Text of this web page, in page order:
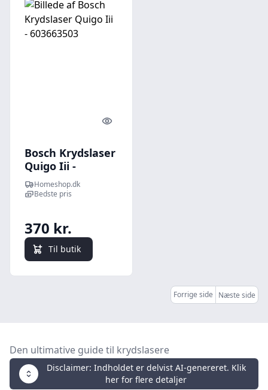
Quick look
Bosch Krydslaser
Quigo Iii -
603663503
Homeshop.dk
Bedste pris
370 kr.
Til butik
Forrige side Næste side
Den ultimative guide til krydslasere
Disclaimer: Indholdet er delvist AI-genereret. Klik
her for flere detaljer